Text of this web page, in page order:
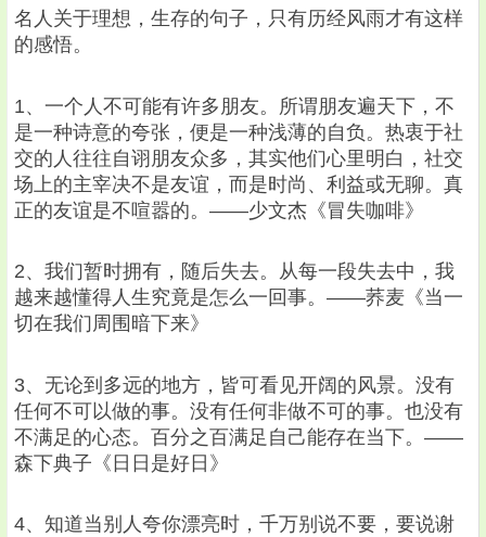
名人关于理想，生存的句子，只有历经风雨才有这样
的感悟。
1、一个人不可能有许多朋友。所谓朋友遍天下，不
是一种诗意的夸张，便是一种浅薄的自负。热衷于社
交的人往往自诩朋友众多，其实他们心里明白，社交
场上的主宰决不是友谊，而是时尚、利益或无聊。真
正的友谊是不喧嚣的。——少文杰《冒失咖啡》
2、我们暂时拥有，随后失去。从每一段失去中，我
越来越懂得人生究竟是怎么一回事。——荞麦《当一
切在我们周围暗下来》
3、无论到多远的地方，皆可看见开阔的风景。没有
任何不可以做的事。没有任何非做不可的事。也没有
不满足的心态。百分之百满足自己能存在当下。——
森下典子《日日是好日》
4、知道当别人夸你漂亮时，千万别说不要，要说谢